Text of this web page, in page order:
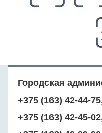
Городская
+375 (163) 42-44-
+375 (163) 42-45-